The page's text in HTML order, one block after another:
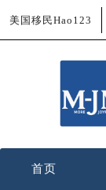
美国移民Hao123
首页